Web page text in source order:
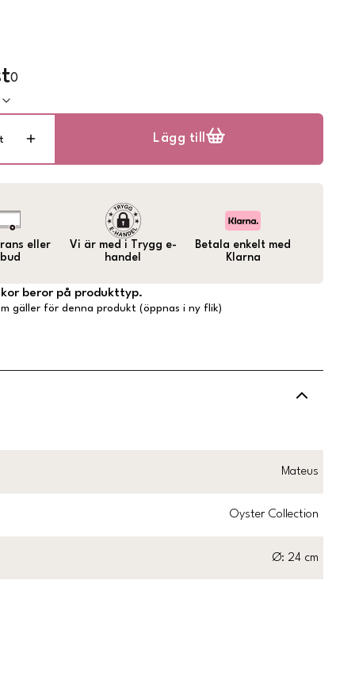
0
Lägg till
eller
Vi är med i Trygg e-
handel
Betala enkelt med
Klarna
beror på produkttyp.
gäller för denna produkt (öppnas i ny flik)
Mateus
Oyster Collection
Ø: 24 cm